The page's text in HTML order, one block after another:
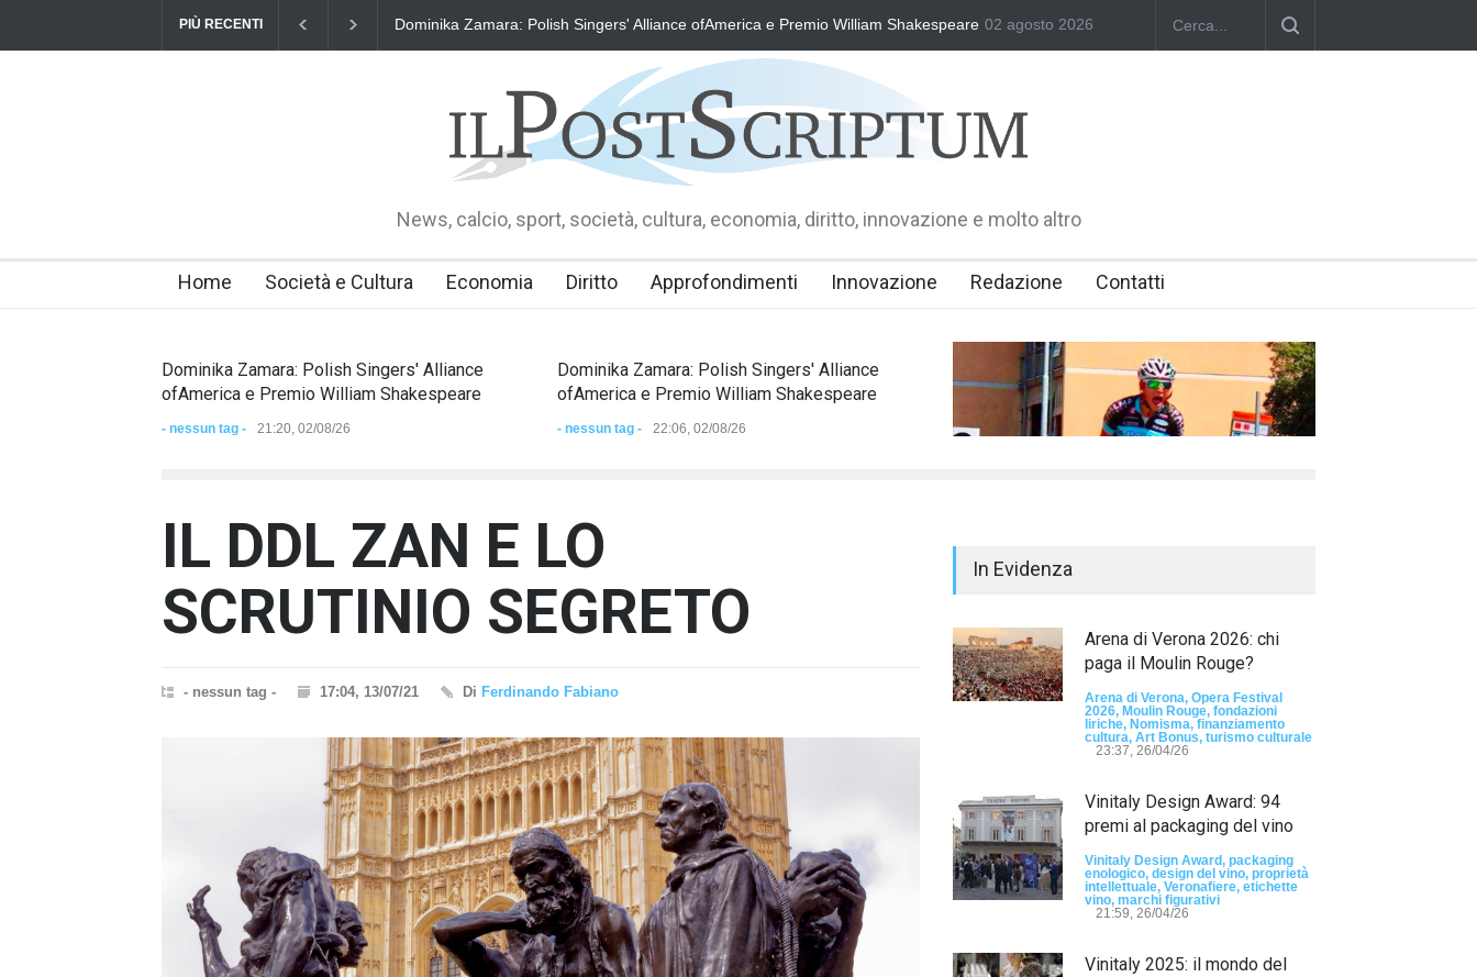
PIÙ RECENTI Dominika Zamara: Polish Singers' Alliance ofAmerica e Premio William Shakespeare Dominika Zamara: Polish Singers' Alliance ofAmerica e Premio William Shakespeare
02 agosto 2026
News, calcio, sport, società, cultura, economia, diritto, innovazione e molto altro
Home Società e Cultura Economia Diritto Approfondimenti Innovazione Redazione Contatti
Dominika Zamara: Polish Singers' Alliance
ofAmerica e Premio William Shakespeare
- nessun tag - 21:20, 02/08/26
Dominika Zamara: Polish Singers' Alliance
ofAmerica e Premio William Shakespeare
- nessun tag - 22:06, 02/08/26
"Il Passaporto di Fausto Angelo Coppi" il
Premio Internazionale, dedicato a Giovanni
- nessun tag - 23:24, 24/07/26
IL DDL ZAN E LO
SCRUTINIO SEGRETO
- nessun tag - 17:04, 13/07/21 Di Ferdinando Fabiano
In Evidenza
Arena di Verona 2026: chi
paga il Moulin Rouge?
Arena di Verona, Opera Festival
2026, Moulin Rouge, fondazioni
liriche, Nomisma, finanziamento
cultura, Art Bonus, turismo culturale
23:37, 26/04/26
Vinitaly Design Award: 94
premi al packaging del vino
Vinitaly Design Award, packaging
enologico, design del vino, proprietà
intellettuale, Veronafiere, etichette
vino, marchi figurativi
21:59, 26/04/26
Vinitaly 2025: il mondo del